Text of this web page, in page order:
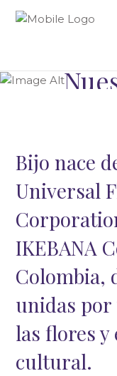
Bijo nace
Universal
IKEBANA
Colombia,
unidas por
las flores
cultural.